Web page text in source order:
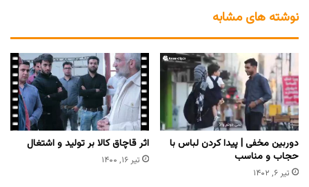
نوشته های مشابه
دوربین مخفی | پیدا کردن لباس با
حجاب و مناسب
تیر ۶, ۱۴۰۲
اثر قاچاق کالا بر تولید و اشتغال
تیر ۱۶, ۱۴۰۰